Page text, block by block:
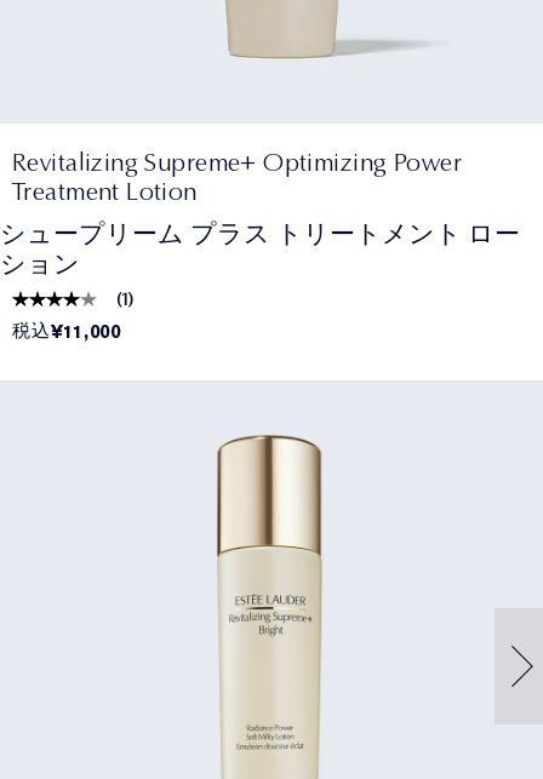
Revitalizing Supreme+ Optimizing Power
Treatment Lotion
シュープリーム プラス トリートメント ロー
ション
(1)
税込¥11,000